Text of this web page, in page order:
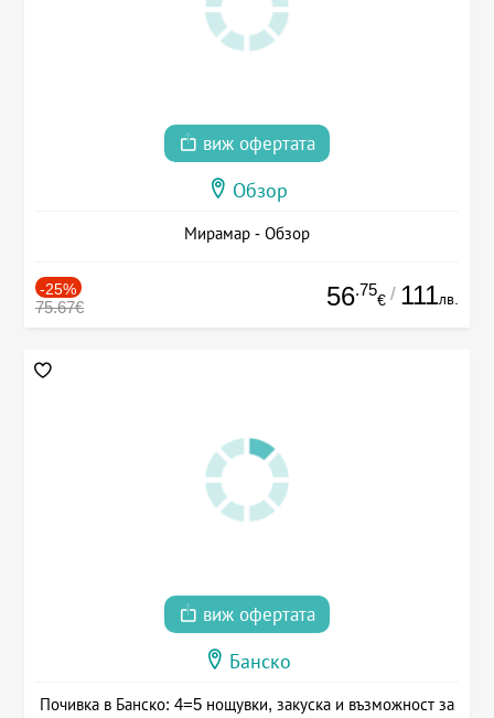
виж офертата
Обзор
Мирамар - Обзор
-25%
75.67€ 56.75
€ / 111лв.
виж офертата
Банско
Почивка в Банско: 4=5 нощувки, закуска и възможност за